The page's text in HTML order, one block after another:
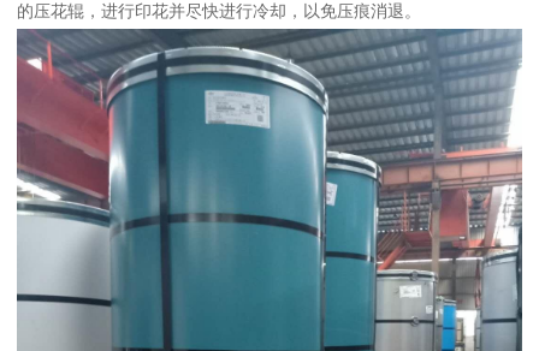
的压花辊，进行印花并尽快进行冷却，以免压痕消退。